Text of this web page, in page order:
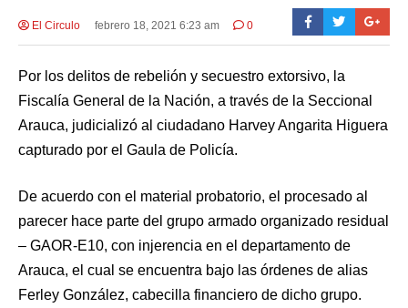
El Circulo febrero 18, 2021 6:23 am 0
Por los delitos de rebelión y secuestro extorsivo, la
Fiscalía General de la Nación, a través de la Seccional
Arauca, judicializó al ciudadano Harvey Angarita Higuera
capturado por el Gaula de Policía.
De acuerdo con el material probatorio, el procesado al
parecer hace parte del grupo armado organizado residual
– GAOR-E10, con injerencia en el departamento de
Arauca, el cual se encuentra bajo las órdenes de alias
Ferley González, cabecilla financiero de dicho grupo.